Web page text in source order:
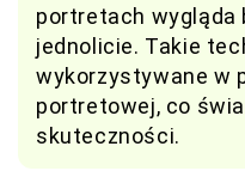
portretach wygląda
jednolicie. Takie
wykorzystywane w
portretowej, co
skuteczności.